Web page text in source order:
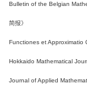
Bulletin of the Belgian
简报》
Functiones et Approximatio
Hokkaido Mathematical
Journal of Applied